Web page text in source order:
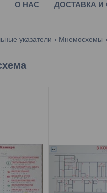
О НАС ДОСТАВКА И
указатели Мнемосхемы